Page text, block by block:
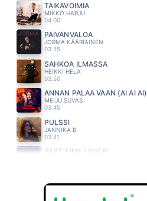
TAIKAVOIMIA
MIKKO HARJU
04.00
PÄIVÄNVALOA
JORMA KÄÄRIÄINEN
03.55
SAHKOA ILMASSA
HEIKKI HELA
03.50
ANNAN PALAA VAAN (AI AI AI)
MEIJU SUVAS
03.45
PULSSI
JANNIKA B
03.41
PART TIME LOVER
JUHA TAPIO